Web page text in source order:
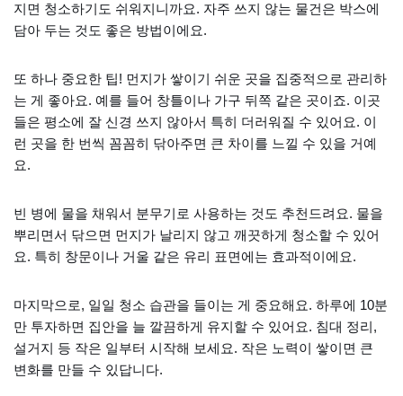
지면 청소하기도 쉬워지니까요. 자주 쓰지 않는 물건은 박스에
담아 두는 것도 좋은 방법이에요.
또 하나 중요한 팁! 먼지가 쌓이기 쉬운 곳을 집중적으로 관리하
는 게 좋아요. 예를 들어 창틀이나 가구 뒤쪽 같은 곳이죠. 이곳
들은 평소에 잘 신경 쓰지 않아서 특히 더러워질 수 있어요. 이
런 곳을 한 번씩 꼼꼼히 닦아주면 큰 차이를 느낄 수 있을 거예
요.
빈 병에 물을 채워서 분무기로 사용하는 것도 추천드려요. 물을
뿌리면서 닦으면 먼지가 날리지 않고 깨끗하게 청소할 수 있어
요. 특히 창문이나 거울 같은 유리 표면에는 효과적이에요.
마지막으로, 일일 청소 습관을 들이는 게 중요해요. 하루에 10분
만 투자하면 집안을 늘 깔끔하게 유지할 수 있어요. 침대 정리,
설거지 등 작은 일부터 시작해 보세요. 작은 노력이 쌓이면 큰
변화를 만들 수 있답니다.